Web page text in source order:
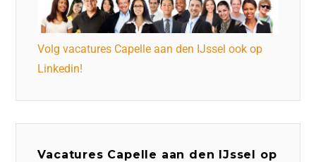
Volg vacatures Capelle aan den IJssel ook op
Linkedin!
Vacatures Capelle aan den IJssel op